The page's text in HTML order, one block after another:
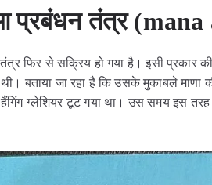
प्रबंधन तंत्र
फिर से सक्रिय हो गया है। इसी प्रकार
बताया जा रहा है कि उसके मुकाबले माणा
हैंगिंग ग्लेशियर टूट गया था। उस समय इस